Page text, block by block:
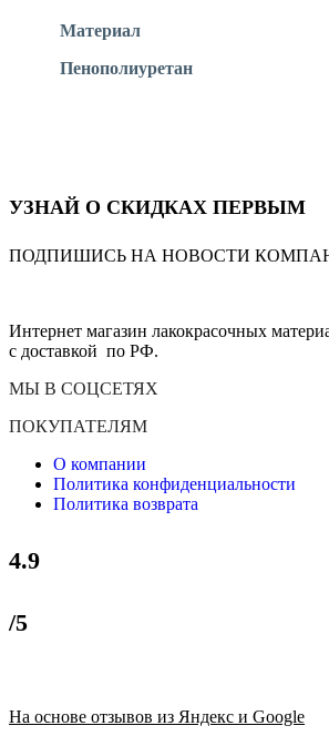
Материал
Пенополиуретан
УЗНАЙ О СКИДКАХ ПЕРВЫМ
ПОДПИШИСЬ НА НОВОСТИ
Интернет магазин лакокрасочных
с доставкой по РФ.
МЫ В СОЦСЕТЯХ
ПОКУПАТЕЛЯМ
О компании
Политика конфиденциальности
Политика возврата
4.9
/5
На основе отзывов из Яндекс и Google